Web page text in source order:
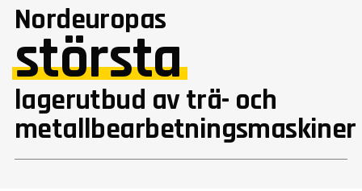
Nordeuropas
största
lagerutbud av trä- och
metallbearbetningsmaskiner